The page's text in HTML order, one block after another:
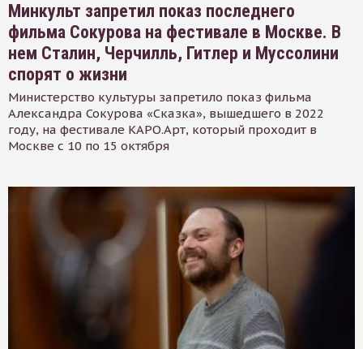
Минкульт запретил показ последнего
фильма Сокурова на фестивале в Москве. В
нем Сталин, Черчилль, Гитлер и Муссолини
спорят о жизни
Министерство культуры запретило показ фильма
Александра Сокурова «Сказка», вышедшего в 2022
году, на фестивале КАРО.Арт, который проходит в
Москве с 10 по 15 октября